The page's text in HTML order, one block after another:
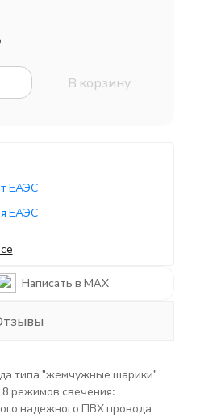
В корзину
ЕАЭС
ЕАЭС
по эксплуатации
Написать в MAX
типа "жемчужные шарики"
режимов свечения:
надежного ПВХ провода